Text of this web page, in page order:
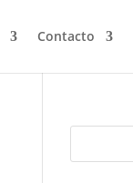
Contacto